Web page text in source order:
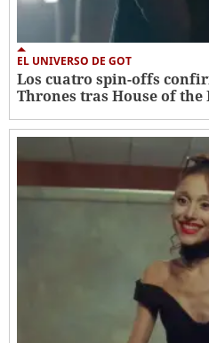
EL UNIVERSO DE GOT
Los cuatro spin-offs
Thrones tras House of the